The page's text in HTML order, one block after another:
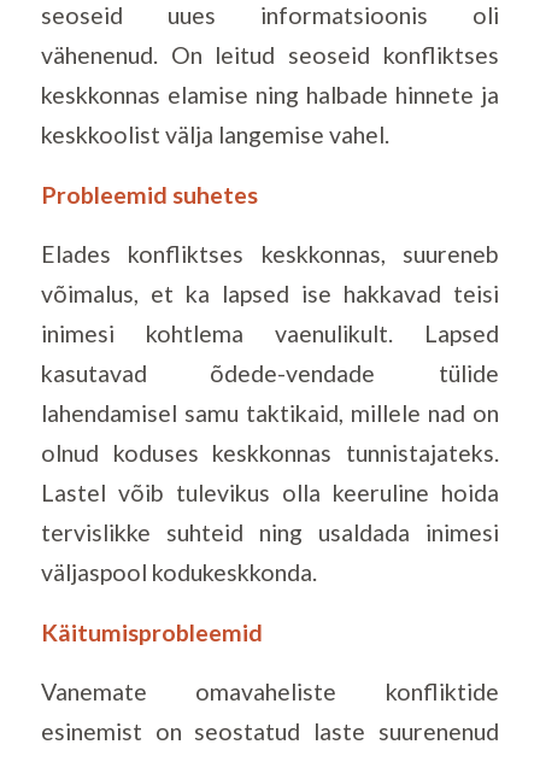
seoseid uues informatsioonis oli
vähenenud. On leitud seoseid konfliktses
keskkonnas elamise ning halbade hinnete ja
keskkoolist välja langemise vahel.
Probleemid suhetes
Elades konfliktses keskkonnas, suureneb
võimalus, et ka lapsed ise hakkavad teisi
inimesi kohtlema vaenulikult. Lapsed
kasutavad õdede-vendade tülide
lahendamisel samu taktikaid, millele nad on
olnud koduses keskkonnas tunnistajateks.
Lastel võib tulevikus olla keeruline hoida
tervislikke suhteid ning usaldada inimesi
väljaspool kodukeskkonda.
Käitumisprobleemid
Vanemate omavaheliste konfliktide
esinemist on seostatud laste suurenenud